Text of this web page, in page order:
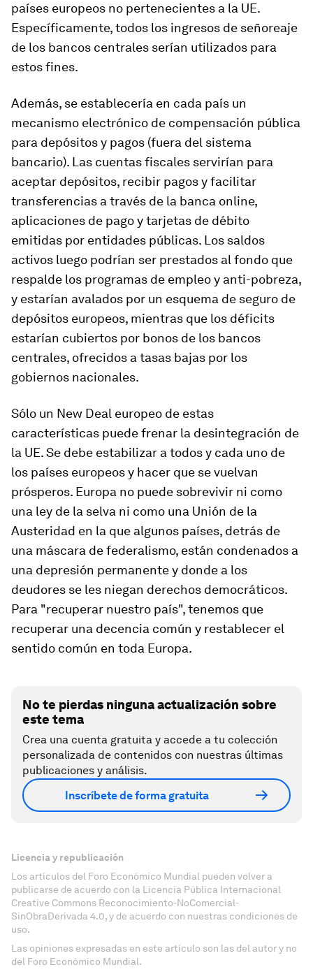
países europeos no pertenecientes a la UE.
Específicamente, todos los ingresos de señoreaje
de los bancos centrales serían utilizados para
estos fines.
Además, se establecería en cada país un
mecanismo electrónico de compensación pública
para depósitos y pagos (fuera del sistema
bancario). Las cuentas fiscales servirían para
aceptar depósitos, recibir pagos y facilitar
transferencias a través de la banca online,
aplicaciones de pago y tarjetas de débito
emitidas por entidades públicas. Los saldos
activos luego podrían ser prestados al fondo que
respalde los programas de empleo y anti-pobreza,
y estarían avalados por un esquema de seguro de
depósitos europeos, mientras que los déficits
estarían cubiertos por bonos de los bancos
centrales, ofrecidos a tasas bajas por los
gobiernos nacionales.
Sólo un New Deal europeo de estas
características puede frenar la desintegración de
la UE. Se debe estabilizar a todos y cada uno de
los países europeos y hacer que se vuelvan
prósperos. Europa no puede sobrevivir ni como
una ley de la selva ni como una Unión de la
Austeridad en la que algunos países, detrás de
una máscara de federalismo, están condenados a
una depresión permanente y donde a los
deudores se les niegan derechos democráticos.
Para "recuperar nuestro país", tenemos que
recuperar una decencia común y restablecer el
sentido común en toda Europa.
No te pierdas ninguna actualización sobre
este tema
Crea una cuenta gratuita y accede a tu colección
personalizada de contenidos con nuestras últimas
publicaciones y análisis.
Inscríbete de forma gratuita
Licencia y republicación
Los artículos del Foro Económico Mundial pueden volver a
publicarse de acuerdo con la Licencia Pública Internacional
Creative Commons Reconocimiento-NoComercial-
SinObraDerivada 4.0, y de acuerdo con nuestras condiciones de
uso.
Las opiniones expresadas en este artículo son las del autor y no
del Foro Económico Mundial.